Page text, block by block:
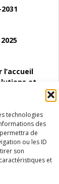
technologies
des
de
ou les ID
son
et
et
(SAACE)